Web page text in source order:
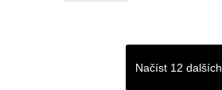
Načíst 12 dalších